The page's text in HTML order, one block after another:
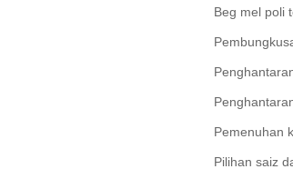
Beg mel poli
Pemenuhan
Pilihan saiz